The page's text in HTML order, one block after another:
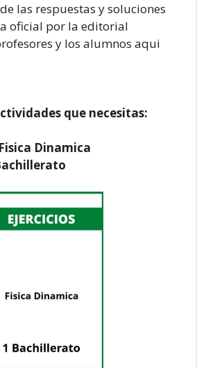
las respuestas y soluciones
oficial por la editorial
y los alumnos aqui
que necesitas:
Fisica Dinamica